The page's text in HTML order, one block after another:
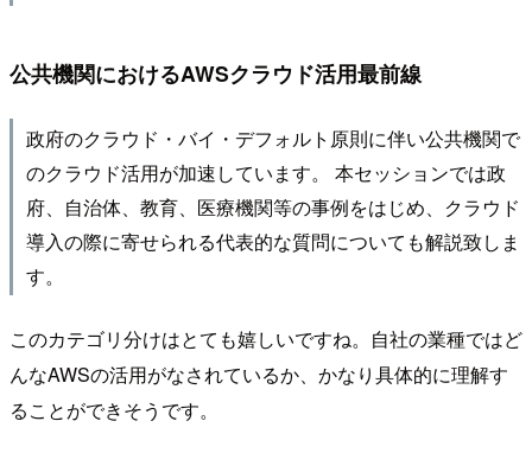
公共機関におけるAWSクラウド活用最前線
政府のクラウド・バイ・デフォルト原則に伴い公共機関で
のクラウド活用が加速しています。 本セッションでは政
府、自治体、教育、医療機関等の事例をはじめ、クラウド
導入の際に寄せられる代表的な質問についても解説致しま
す。
このカテゴリ分けはとても嬉しいですね。自社の業種ではど
んなAWSの活用がなされているか、かなり具体的に理解す
ることができそうです。